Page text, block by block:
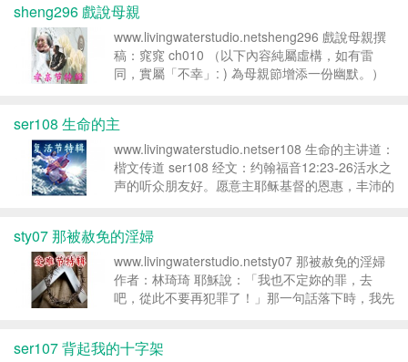
sheng296 戲說母親
www.livingwaterstudio.netsheng296 戲說母親撰
稿：窕窕 ch010 （以下內容純屬虛構，如有雷
同，實屬「不幸」: ) 為母親節增添一份幽默。）
ser108 生命的主
www.livingwaterstudio.netser108 生命的主讲道：
楷文传道 ser108 经文：约翰福音12:23-26活水之
声的听众朋友好。愿意主耶稣基督的恩惠，丰沛的
sty07 那被赦免的淫婦
www.livingwaterstudio.netsty07 那被赦免的淫婦
作者：林琦琦 耶穌說：「我也不定妳的罪，去
吧，從此不要再犯罪了！」那一句話落下時，我先
散了；...
ser107 背起我的十字架